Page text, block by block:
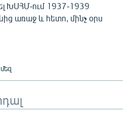
ԽՍՀՄ-ում 1937-1939
առաջ և հետո, մինչ օրս